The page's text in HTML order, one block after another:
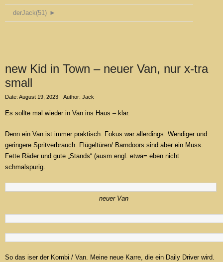
derJack(51) ►
new Kid in Town – neuer Van, nur x-tra
small
Date: August 19, 2023 Author: Jack
Es sollte mal wieder in Van ins Haus – klar.
Denn ein Van ist immer praktisch. Fokus war allerdings: Wendiger und
geringere Spritverbrauch. Flügeltüren/ Barndoors sind aber ein Muss.
Fette Räder und gute „Stands“ (ausm engl. etwa= eben nicht
schmalspurig.
neuer Van
So das iser der Kombi / Van. Meine neue Karre, die ein Daily Driver wird.